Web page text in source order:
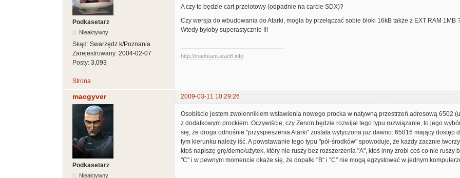
Podkasetarz
Nieaktywny
Skąd: Swarzędz k/Poznania
Zarejestrowany: 2004-02-07
Posty: 3,093
A czy to będzie cart przelotowy (odpadnie na carcie SDX)?
Czy wersja do wbudowania do Atarki, mogła by przełączać sobie bloki 16kB także z EXT RAM 1MB
Wtedy byłoby superastycznie !!!
http://madteam.atari8.info
Strona
macgyver 2009-03-11 10:29:26
Podkasetarz
Nieaktywny
Osobiście jestem zwolennikiem wstawienia nowego procka w natywną przestrzeń adresową 6502
z dodatkowym prockiem. Oczywiście, czy Zenon będzie rozwijał tego typu rozwiązanie, to jego
się, że droga odnośnie "przyspieszenia Atarki" została wytyczona już dawno: 65816 mający
tym kierunku należy iść. A powstawanie tego typu "pół-środków" spowoduje, że każdy zacznie
ktoś napiszę grę/demo/użytek, który nie ruszy bez rozszerzenia "A", ktoś inny zrobi coś co nie ruszy
"C" i w pewnym momencie okaże się, że dopałki "B" i "C" nie mogą egzystować w jednym